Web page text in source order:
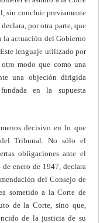
sin concluir previamente
por otra parte, que
la actuación del Gobierno
lenguaje utilizado por
modo que como una
una objeción dirigida
en la supuesta
decisivo en lo que
Tribunal. No sólo el
obligaciones ante el
enero de 1947, declara
del Consejo de
sometido a la Corte de
de la Corte, sino que,
de la justicia de su